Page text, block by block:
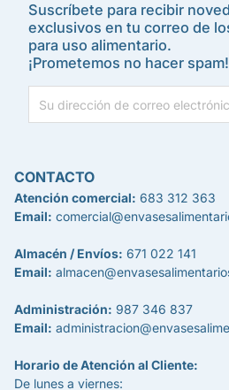
Suscríbete para recibir
exclusivos en tu correo de
para uso alimentario.
¡Prometemos no hacer spam!
CONTACTO
Atención comercial: 683 312 363
Email:
Almacén / Envíos: 671 022 141
Email:
Administración: 987 346 837
Email:
Horario de Atención al Cliente:
De lunes a viernes: